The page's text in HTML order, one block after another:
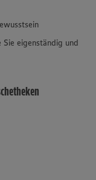
eigenständig und